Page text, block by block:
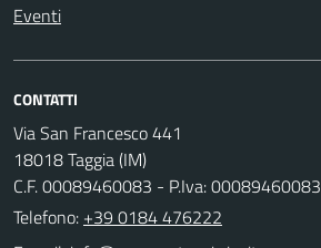
Eventi
CONTATTI
Via San Francesco 441
18018 Taggia (IM)
C.F. 00089460083 - P.Iva: 00089460083
Telefono: +39 0184 476222